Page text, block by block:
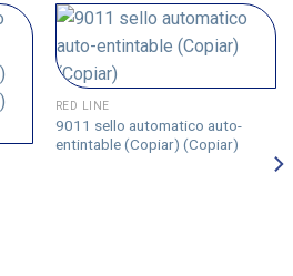
RED LINE
9011 sello automatico auto-
entintable (Copiar) (Copiar)